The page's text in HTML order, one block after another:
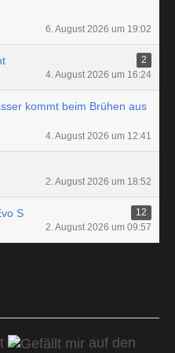
6. August 2026 um 19:02
2
4. August 2026 um 16:24
kommt beim Brühen aus
4. August 2026 um 12:41
2. August 2026 um 18:52
S
12
2. August 2026 um 09:57
auf den